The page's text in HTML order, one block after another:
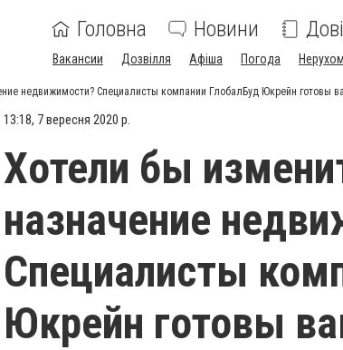
Головна Новини
Вакансии Дозвілля Афіша Погода
недвижимости? Специалисты компании ГлобалБуд Юкрейн готовы
13:18, 7 вересня 2020 р.
Хотели бы
назначение
Специалисты
Юкрейн готовы